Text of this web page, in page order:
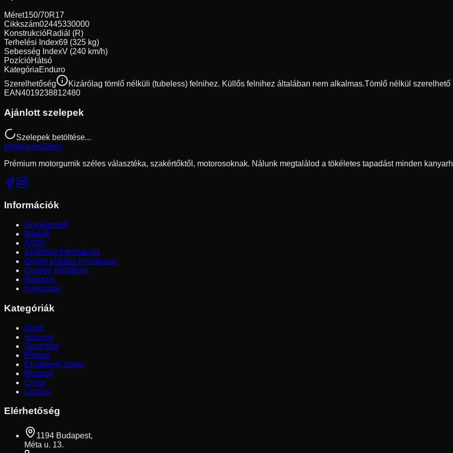
Méret150/70R17
Cikkszám02445330000
KonstrukcióRadiál (R)
Terhelési Index69 (325 kg)
Sebesség IndexV (240 km/h)
PozícióHátsó
KategóriaEnduro
Szerelhetőség
Kizárólag tömlő nélküli (tubeless) felnihez. Küllős felnihez általában nem alkalmas.Tömlő nélkül szerelhető
EAN4019238812480
Ajánlott szelepek
Szelepek betöltése...
MotorgumiShop
Prémium motorgumik széles választéka, szakértőktől, motorosoknak. Nálunk megtalálod a tökéletes tapadást minden
Információk
Gumikereső
Márkák
ÁSZF
Szállítási Információk
Online elállási nyilatkozat
Gyakori Kérdések
Magazin
Kapcsolat
Kategóriák
Sport
Verseny
Sport túra
Enduro
Chopper/Cruiser
Robogó
Cross
Classic
Elérhetőség
1194 Budapest,
Méta u. 13.